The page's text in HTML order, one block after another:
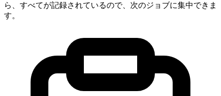
ら、すべてが記録されているので、次のジョブに集中できま
す。